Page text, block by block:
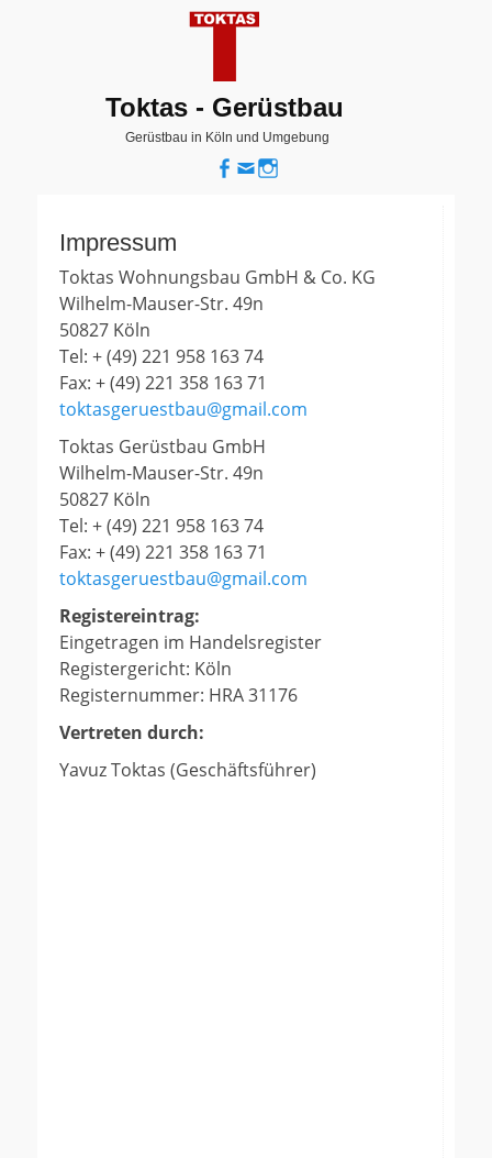
Toktas - Gerüstbau
Gerüstbau in Köln und Umgebung
Facebook
E-
Mail-
Impressum
Toktas Wohnungsbau GmbH & Co. KG
Wilhelm-Mauser-Str. 49n
50827 Köln
Tel: + (49) 221 958 163 74
Fax: + (49) 221 358 163 71
toktasgeruestbau@gmail.com
Toktas Gerüstbau GmbH
Wilhelm-Mauser-Str. 49n
50827 Köln
Tel: + (49) 221 958 163 74
Fax: + (49) 221 358 163 71
toktasgeruestbau@gmail.com
Registereintrag:
Eingetragen im Handelsregister
Registergericht: Köln
Registernummer: HRA 31176
Vertreten durch:
Yavuz Toktas (Geschäftsführer)